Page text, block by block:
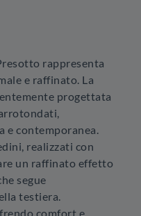
rappresenta
e raffinato. La
progettata
e contemporanea.
realizzati con
un raffinato effetto
segue
testiera.
comfort e